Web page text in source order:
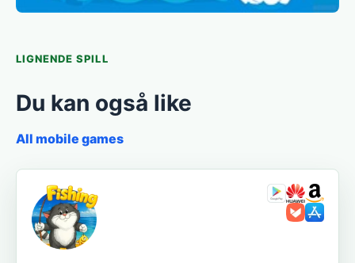
LIGNENDE SPILL
Du kan også like
All mobile games